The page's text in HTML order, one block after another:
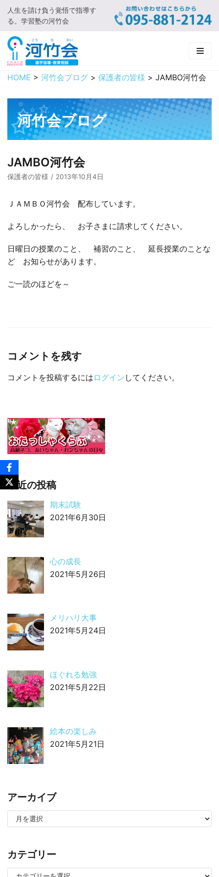
コ
ン
テ
ン
ツ
に
キ
プ
人生を請け負う覚悟で指導す
る。学習塾の河竹会
HOME
新着情報
□ お知らせ
河竹会について
□ 河竹会について
□ 小学部
実 績
HOME > 河竹会ブログ > 保護者の皆様 > JAMBO河竹会
河竹会ブログ
JAMBO河竹会
保護者の皆様 2013年10月4日
ＪＡＭＢＯ河竹会 配布しています。
よろしかったら、 お子さまに請求してください。
日曜日の授業のこと、 補習のこと、 延長授業のことな
ど お知らせがあります。
ご一読のほどを～
コメントを残す
コメントを投稿するには ログイン してください。
最近の投稿
期末試験
2021年6月30日
心の成長
2021年5月26日
メリハリ大事
2021年5月24日
ほぐれる勉強
2021年5月22日
絵本の楽しみ
2021年5月21日
アーカイブ
カテゴリー